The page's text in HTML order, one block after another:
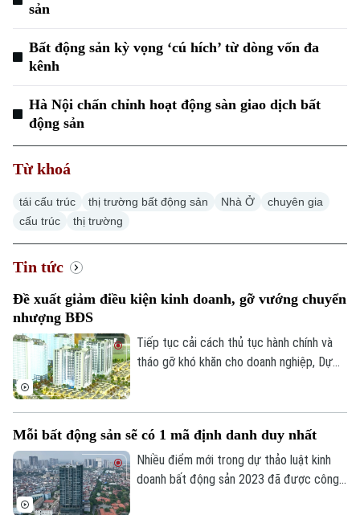
sản
Bất động sản kỳ vọng ‘cú hích’ từ dòng vốn đa
kênh
Hà Nội chấn chỉnh hoạt động sàn giao dịch bất
động sản
Từ khoá
tái cấu trúc thị trường bất động sản Nhà Ở
chuyên gia
cấu trúc
thị trường
Tin tức
Đề xuất giảm điều kiện kinh doanh, gỡ vướng chuyển
nhượng BĐS
Tiếp tục cải cách thủ tục hành chính và
tháo gỡ khó khăn cho doanh nghiệp, Dự
nhượng dự án.
Mỗi bất động sản sẽ có 1 mã định danh duy nhất
Nhiều điểm mới trong dự thảo luật kinh
doanh bất động sản 2023 đã được công